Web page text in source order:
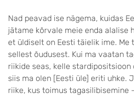
Nad peavad ise nägema, kuidas
jätame kõrvale meie enda alalise
et üldiselt on Eesti täielik ime. Me
sellest õudusest. Kui ma vaatan
riikide seas, kelle stardipositsioon
siis ma olen [Eesti üle] eriti uhke.
riike, kus toimus tagasilibisemine